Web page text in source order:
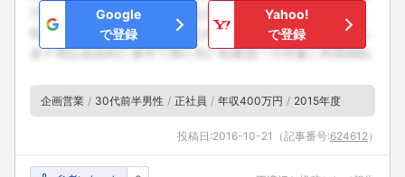
Google
で登録
Yahoo!
で登録
企画営業 30代前半男性 正社員 年収400万円 2015年度
投稿日:2016-10-21 （記事番号:624612）